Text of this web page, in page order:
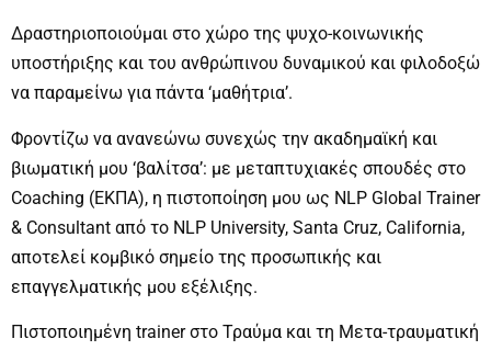
​Δραστηριοποιούμαι στο χώρο της ψυχο-κοινωνικής
υποστήριξης και του ανθρώπινου δυναμικού και φιλοδοξώ
να παραμείνω για πάντα ‘μαθήτρια’.
Φροντίζω να ανανεώνω συνεχώς την ακαδημαϊκή και
βιωματική μου ‘βαλίτσα’: με μεταπτυχιακές σπουδές στο
Coaching (ΕΚΠΑ), η πιστοποίηση μου ως NLP Global Trainer
& Consultant από το NLP University, Santa Cruz, California,
αποτελεί κομβικό σημείο της προσωπικής και
επαγγελματικής μου εξέλιξης.
Πιστοποιημένη trainer στο Τραύμα και τη Μετα-τραυματική